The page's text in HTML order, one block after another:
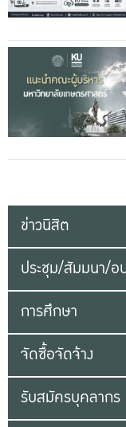
ข่าวนิสิต
ประชุม/สัมมนา/อ
การศึกษา
จัดซื้อจัดจ้าง
รับสมัครบุคลากร